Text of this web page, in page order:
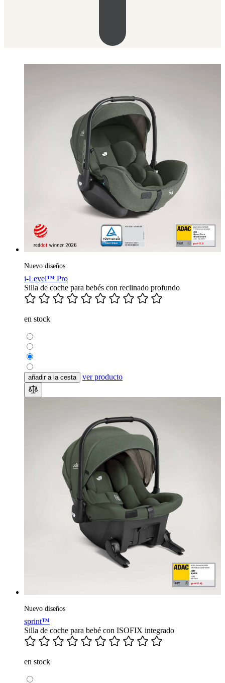
Nuevo diseños
i-Level™ Pro
Silla de coche para bebés con reclinado profundo
en stock
añadir a la cesta ver producto
Nuevo diseños
sprint™
Silla de coche para bebé con ISOFIX integrado
en stock